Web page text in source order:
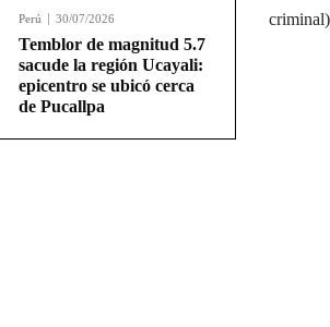
Perú 30/07/2026
Temblor de magnitud 5.7
sacude la región Ucayali:
epicentro se ubicó cerca
de Pucallpa